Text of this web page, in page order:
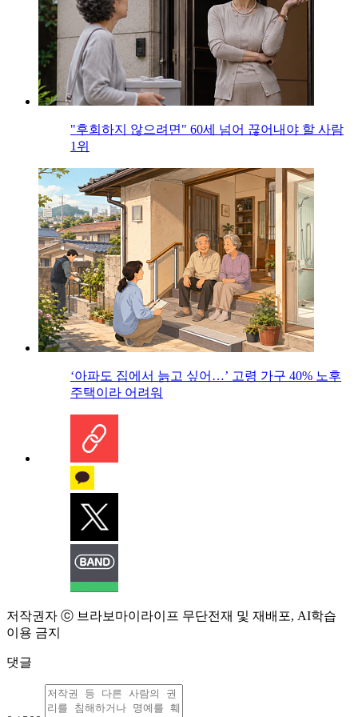
"후회하지 않으려면" 60세 넘어 끊어내야 할 사람
1위
‘아파도 집에서 늙고 싶어…’ 고령 가구 40% 노후
주택이라 어려워
저작권자 ⓒ 브라보마이라이프 무단전재 및 재배포, AI학습
이용 금지
댓글